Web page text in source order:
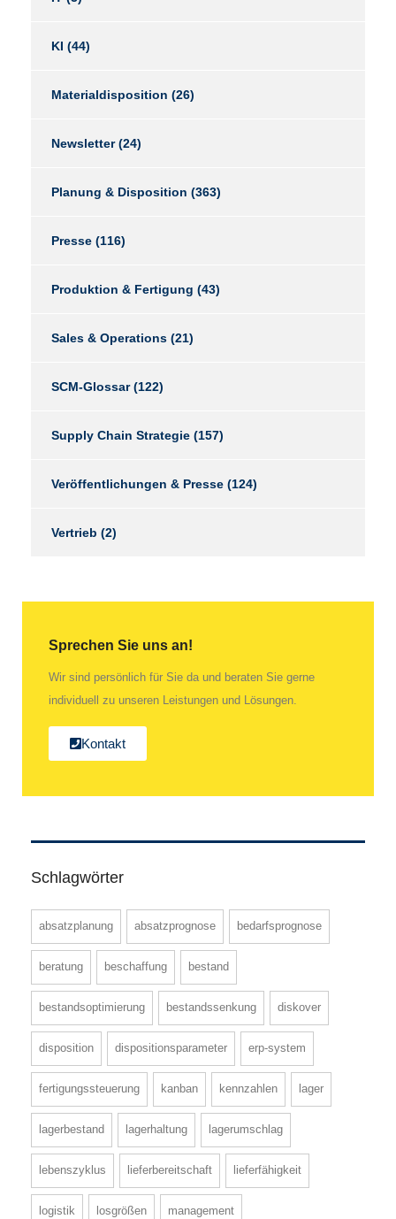
KI (44)
Materialdisposition (26)
Newsletter(24)
Planung & Disposition (363)
Presse (116)
Produktion & Fertigung (43)
Sales & Operations (21)
SCM-Glossar(122)
Supply Chain Strategie (157)
Veröffentlichungen & Presse (124)
Vertrieb (2)
Sprechen Sie uns an!
Wir sind persönlich für Sie da und beraten Sie gerne
individuell zu unseren Leistungen und Lösungen.
Kontakt
Schlagwörter
absatzplanung absatzprognose bedarfsprognose
beratung beschaffung bestand
bestandsoptimierung bestandssenkung diskover
disposition dispositionsparameter erp-system
fertigungssteuerung kanban kennzahlen lager
lagerbestand lagerhaltung lagerumschlag
lebenszyklus lieferbereitschaft lieferfähigkeit
logistik losgrößen management